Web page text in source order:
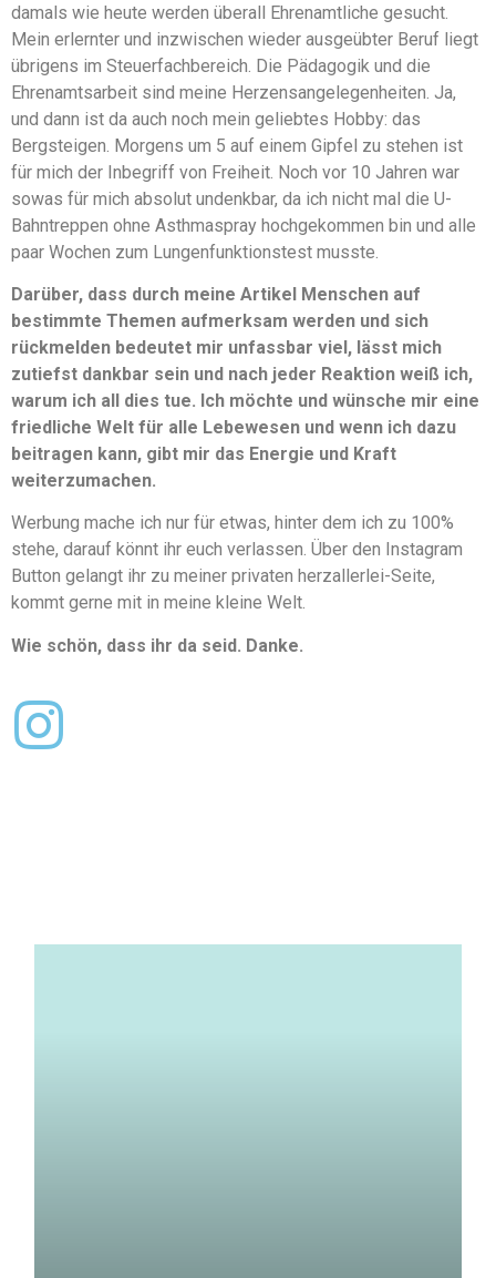
damals wie heute werden überall Ehrenamtliche gesucht.
Mein erlernter und inzwischen wieder ausgeübter Beruf liegt
übrigens im Steuerfachbereich. Die Pädagogik und die
Ehrenamtsarbeit sind meine Herzensangelegenheiten. Ja,
und dann ist da auch noch mein geliebtes Hobby: das
Bergsteigen. Morgens um 5 auf einem Gipfel zu stehen ist
für mich der Inbegriff von Freiheit. Noch vor 10 Jahren war
sowas für mich absolut undenkbar, da ich nicht mal die U-
Bahntreppen ohne Asthmaspray hochgekommen bin und alle
paar Wochen zum Lungenfunktionstest musste.
Darüber, dass durch meine Artikel Menschen auf
bestimmte Themen aufmerksam werden und sich
rückmelden bedeutet mir unfassbar viel, lässt mich
zutiefst dankbar sein und nach jeder Reaktion weiß ich,
warum ich all dies tue. Ich möchte und wünsche mir eine
friedliche Welt für alle Lebewesen und wenn ich dazu
beitragen kann, gibt mir das Energie und Kraft
weiterzumachen.
Werbung mache ich nur für etwas, hinter dem ich zu 100%
stehe, darauf könnt ihr euch verlassen. Über den Instagram
Button gelangt ihr zu meiner privaten herzallerlei-Seite,
kommt gerne mit in meine kleine Welt.
Wie schön, dass ihr da seid. Danke.